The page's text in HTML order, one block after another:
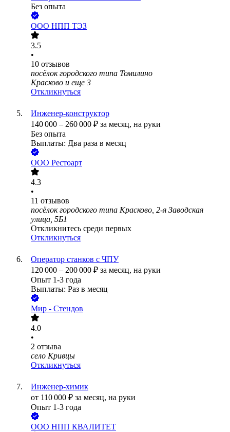
Без опыта
ООО НПП ТЭЗ
3.5
•
10 отзывов
посёлок городского типа Томилино
Красково и еще 3
Откликнуться
Инженер-конструктор
140 000 – 260 000 ₽ за месяц, на руки
Без опыта
Выплаты: Два раза в месяц
ООО Рестоарт
4.3
•
11 отзывов
посёлок городского типа Красково, 2-я Заводская
улица, 5Б1
Откликнитесь среди первых
Откликнуться
Оператор станков с ЧПУ
120 000 – 200 000 ₽ за месяц, на руки
Опыт 1-3 года
Выплаты: Раз в месяц
Мир - Стендов
4.0
•
2 отзыва
село Кривцы
Откликнуться
Инженер-химик
от 110 000 ₽ за месяц, на руки
Опыт 1-3 года
ООО НПП КВАЛИТЕТ